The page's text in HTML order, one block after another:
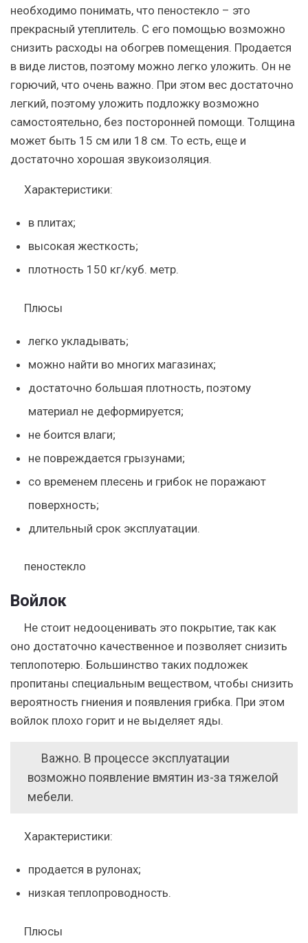
необходимо понимать, что пеностекло – это
прекрасный утеплитель. С его помощью возможно
снизить расходы на обогрев помещения. Продается
в виде листов, поэтому можно легко уложить. Он не
горючий, что очень важно. При этом вес достаточно
легкий, поэтому уложить подложку возможно
самостоятельно, без посторонней помощи. Толщина
может быть 15 см или 18 см. То есть, еще и
достаточно хорошая звукоизоляция.
Характеристики:
в плитах;
высокая жесткость;
плотность 150 кг/куб. метр.
Плюсы
легко укладывать;
можно найти во многих магазинах;
достаточно большая плотность, поэтому
материал не деформируется;
не боится влаги;
не повреждается грызунами;
со временем плесень и грибок не поражают
поверхность;
длительный срок эксплуатации.
пеностекло
Войлок
Не стоит недооценивать это покрытие, так как
оно достаточно качественное и позволяет снизить
теплопотерю. Большинство таких подложек
пропитаны специальным веществом, чтобы снизить
вероятность гниения и появления грибка. При этом
войлок плохо горит и не выделяет яды.
Важно. В процессе эксплуатации
возможно появление вмятин из-за тяжелой
мебели.
Характеристики:
продается в рулонах;
низкая теплопроводность.
Плюсы